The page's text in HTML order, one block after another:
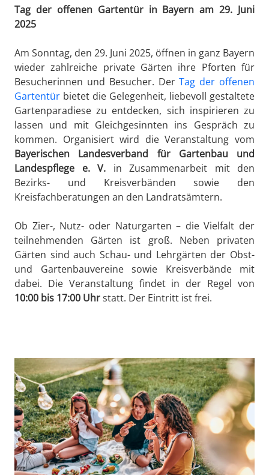
Tag der offenen Gartentür in Bayern am 29. Juni
2025
Am Sonntag, den 29. Juni 2025, öffnen in ganz Bayern
wieder zahlreiche private Gärten ihre Pforten für
Besucherinnen und Besucher. DerTag der offenen
Gartentür bietet die Gelegenheit, liebevoll gestaltete
Gartenparadiese zu entdecken, sich inspirieren zu
lassen und mit Gleichgesinnten ins Gespräch zu
kommen. Organisiert wird die Veranstaltung vom
Bayerischen Landesverband für Gartenbau und
Landespflege e. V. in Zusammenarbeit mit den
Bezirks- und Kreisverbänden sowie den
Kreisfachberatungen an den Landratsämtern.
Ob Zier-, Nutz- oder Naturgarten – die Vielfalt der
teilnehmenden Gärten ist groß. Neben privaten
Gärten sind auch Schau- und Lehrgärten der Obst-
und Gartenbauvereine sowie Kreisverbände mit
dabei. Die Veranstaltung findet in der Regel von
10:00 bis 17:00 Uhrstatt. Der Eintritt ist frei.